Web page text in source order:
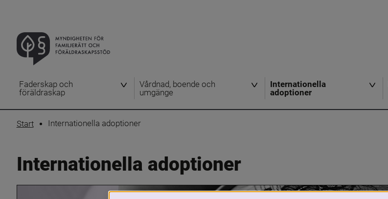
Faderskap och
föräldraskap
Vårdnad, boende och
umgänge
Internationella
adoptioner
Start Internationella adoptioner
Internationella adoptioner